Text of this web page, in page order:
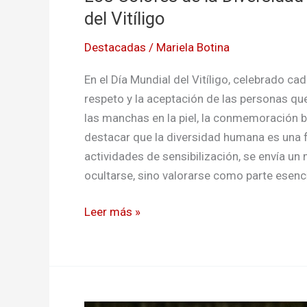
del Vitíligo
Destacadas / Mariela Botina
En el Día Mundial del Vitíligo, celebrado
respeto y la aceptación de las personas
las manchas en la piel, la
destacar que la diversidad humana es
actividades de sensibilización, se envía
ocultarse, sino valorarse como parte
Leer más »